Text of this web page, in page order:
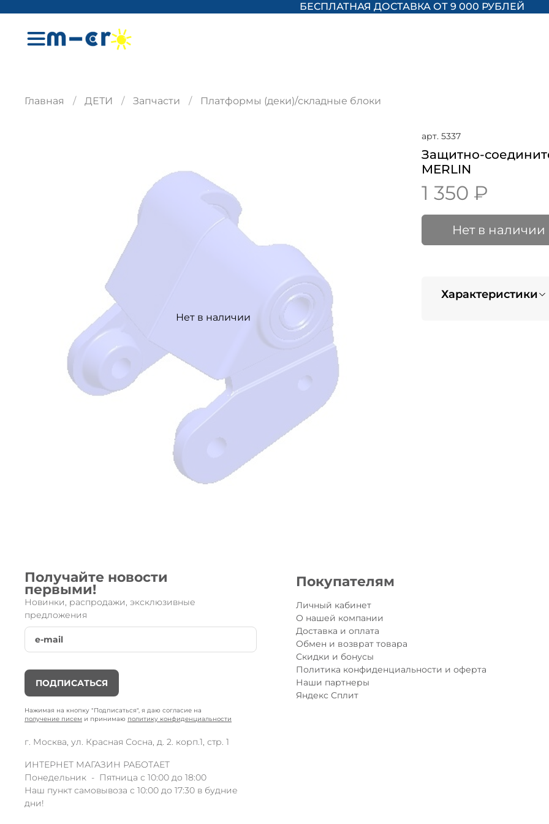
БЕСПЛАТНАЯ ДОСТАВКА ОТ 9 000 РУБЛЕЙ
Главная ДЕТИ Запчасти Платформы (деки)/складные блоки
Нет в наличии
арт. 5337
Защитно-
MERLIN
1 350 ₽
Нет в наличии
Характеристики
Получайте новости
первыми!
Новинки, распродажи, эксклюзивные
предложения
ПОДПИСАТЬСЯ
Нажимая на кнопку "Подписаться", я даю согласие на
получение писем и принимаю политику конфиденциальности
г. Москва, ул. Красная Сосна, д. 2. корп.1, стр. 1
ИНТЕРНЕТ МАГАЗИН РАБОТАЕТ
Понедельник - Пятница с 10:00 до 18:00
Наш пункт самовывоза с 10:00 до 17:30 в будние
дни!
Покупателям
Личный кабинет
О нашей компании
Доставка и оплата
Обмен и возврат товара
Скидки и бонусы
Политика конфиденциальности и оферта
Наши партнеры
Яндекс Сплит